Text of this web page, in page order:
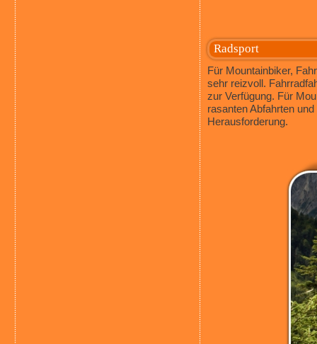
Radsport
Für Mountainbiker,
sehr reizvoll.
zur Verfügung. Für
rasanten Abfahrten
Herausforderung.